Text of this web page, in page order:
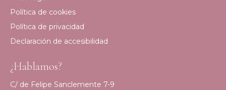
Política de cookies
Política de privacidad
Declaración de accesibilidad
¿Hablamos?
C/ de Felipe Sanclemente 7-9